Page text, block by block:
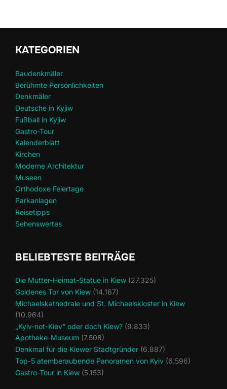
KATEGORIEN
Baudenkmäler
Berühmte Persönlichkeiten
Denkmäler
Deutsche in Kyjiw
Fußball in Kyjiw
Gastro-Tour
Kalenderblatt
Kirchen
Moderne Architektur
Museen
Orthodoxe Feiertage
Parkanlagen
Reisetipps
Sehenswertes
BELIEBTESTE BEITRÄGE
Die Mutter-Heimat-Statue in Kiew (27.325)
Goldenes Tor von Kiew (14.167)
Michaelskathedrale und St. Michaelskloster in Kiew
(10.964)
„Kyiv-not-Kiev“ oder doch Kiew? (9.833)
Apotheke-Museum (7.508)
Denkmal für die Kiewer Stadtgründer (6.887)
Top-5 atemberaubende Panoramen von Kyiv (6.596)
Gastro-Tour in Kiew (5.153)